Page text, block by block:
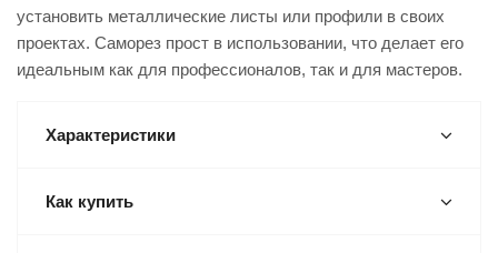
установить металлические листы или профили в своих
проектах. Саморез прост в использовании, что делает его
идеальным как для профессионалов, так и для мастеров.
Характеристики
Как купить